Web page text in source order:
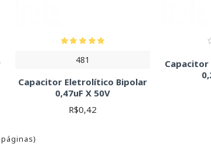
481
Capacitor Eletrolítico Bipolar
0,47uF X 50V
R$0,42